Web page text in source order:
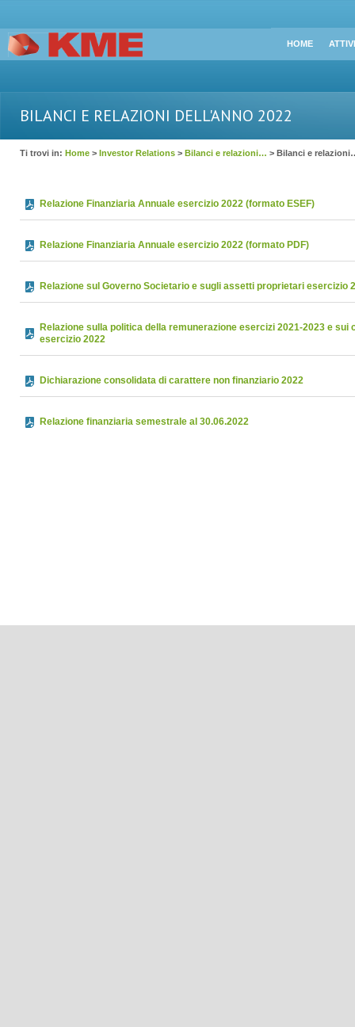
HOME
BILANCI E RELAZIONI DELL'ANNO 2022
Ti trovi in: Home > Investor Relations > Bilanci e relazioni… > Bilanci e
Relazione Finanziaria Annuale esercizio 2022 (formato ESEF)
Relazione Finanziaria Annuale esercizio 2022 (formato PDF)
Relazione sul Governo Societario e sugli assetti proprietari esercizio
Relazione sulla politica della remunerazione esercizi 2021-2023 e
esercizio 2022
Dichiarazione consolidata di carattere non finanziario 2022
Relazione finanziaria semestrale al 30.06.2022